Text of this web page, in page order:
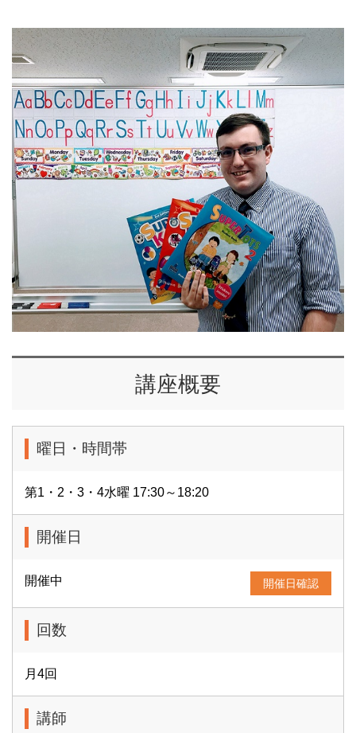
講座概要
曜日・時間帯
第1・2・3・4水曜 17:30～18:20
開催日
開催中 開催日確認
回数
月4回
講師